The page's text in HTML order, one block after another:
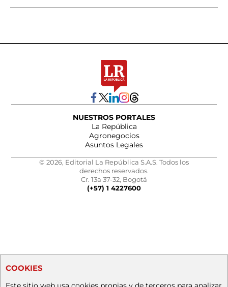
NUESTROS PORTALES
La República
Agronegocios
Asuntos Legales
© 2026, Editorial La República S.A.S. Todos los
derechos reservados.
Cr. 13a 37-32, Bogotá
(+57) 1 4227600
COOKIES